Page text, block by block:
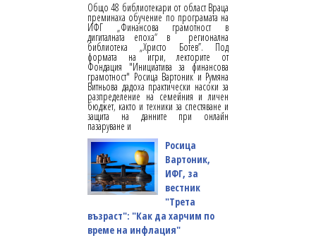
Общо 48 библиотекари от област Враца
преминаха обучение по програмата на
ИФГ „Финансова грамотност в
дигиталната епоха“ в регионална
библиотека „Христо Ботев”. Под
формата на игри, лекторите от
Фондация "Инициатива за финансова
грамотност" Росица Вартоник и Румяна
Витньова дадоха практически насоки за
разпределение на семейния и личен
бюджет, както и техники за спестяване и
защита на данните при онлайн
пазаруване и
Росица
Вартоник,
ИФГ, за
вестник
"Трета
възраст": "Как да харчим по
време на инфлация"